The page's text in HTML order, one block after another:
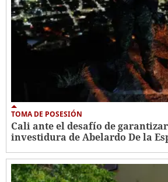
TOMA DE POSESIÓN
Cali ante el desafío de
investidura de Abelardo De la